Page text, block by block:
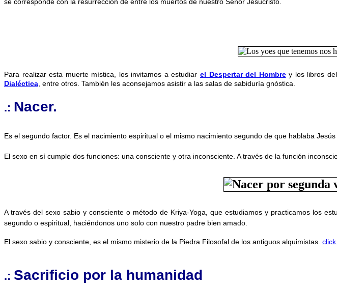
Para realizar esta muerte mística, los invitamos a estudiar el Despertar del Hombrey los libros
Dialéctica , entre otros. También les aconsejamos asistir a las salas de sabiduría gnóstica.
.: Nacer.
Es el segundo factor. Es el nacimiento espiritual o el mismo nacimiento segundo de que hablaba Jesús
El sexo en sí cumple dos funciones: una consciente y otra inconsciente. A través de la función
A través del sexo sabio y consciente o método de Kriya-Yoga, que estudiamos y practicamos los
segundo o espiritual, haciéndonos uno solo con nuestro padre bien amado.
El sexo sabio y consciente, es el mismo misterio de la Piedra Filosofal de los antiguos alquimistas.
.: Sacrificio por la humanidad